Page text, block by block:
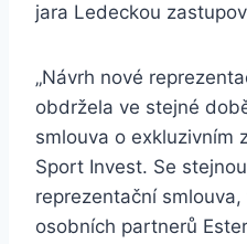
jara Ledeckou
„Návrh nové
obdržela ve stejné
smlouva o exkluzivním
Sport Invest. Se
reprezentační
osobních partnerů